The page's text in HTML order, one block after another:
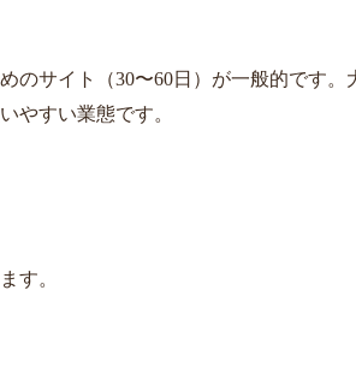
のサイト（30〜60日）が一般的です。
やすい業態です。
す。